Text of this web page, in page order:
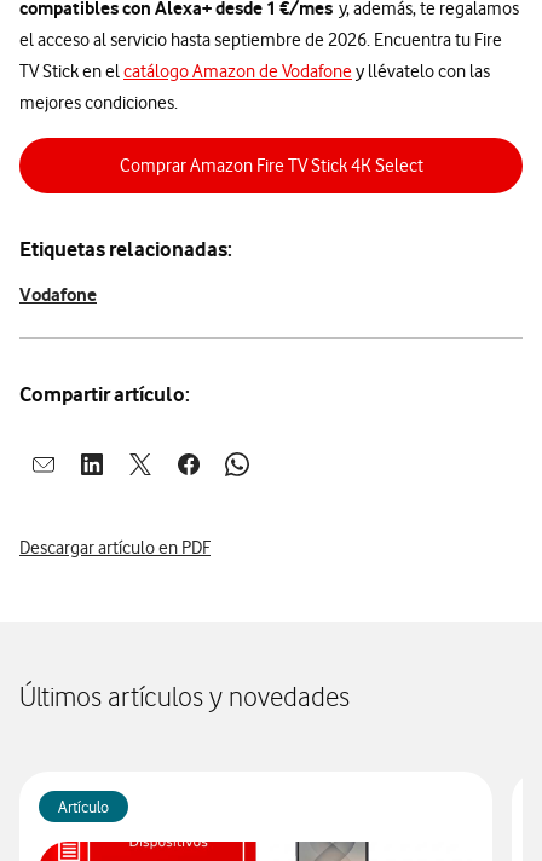
compatibles con Alexa+ desde 1 €/mes y, además, te regalamos
el acceso al servicio hasta septiembre de 2026. Encuentra tu Fire
TV Stick en elcatálogo Amazon de Vodafoney llévatelo con las
mejores condiciones.
Comprar Amazon Fire TV Stick 4K Select
Etiquetas relacionadas:
Vodafone
Compartir artículo:
Abrir ventana para compartir en mail
Abrir ventana para compartir en linkedin
Abrir ventana para compartir en twitter
Abrir ventana para compartir en facebook
Abrir ventana para compartir en
Descargar artículo en PDF
Últimos artículos y novedades
Artículo